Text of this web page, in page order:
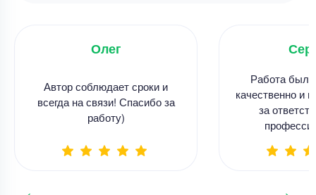
Олег
Автор соблюдает сроки и
всегда на связи! Спасибо за
работу)
Работа
качественно и
за